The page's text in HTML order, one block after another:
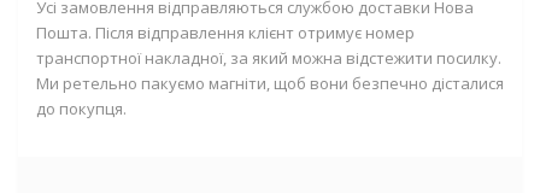
Усі замовлення відправляються службою доставки Нова
Пошта. Після відправлення клієнт отримує номер
транспортної накладної, за який можна відстежити посилку.
Ми ретельно пакуємо магніти, щоб вони безпечно дісталися
до покупця.